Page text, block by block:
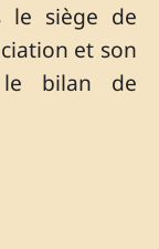
le siège de
et son
le bilan de